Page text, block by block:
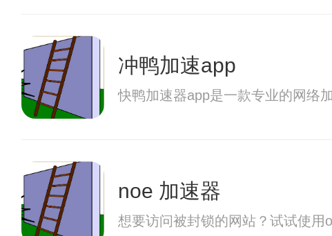
冲鸭加速app
快鸭加速器app是一款专业的网络
noe 加速器
想要访问被封锁的网站？试试使用